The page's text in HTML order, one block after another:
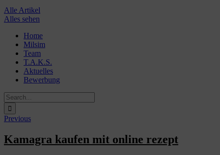
Alle Artikel
Alles sehen
content
Home
Milsim
Team
T.A.K.S.
Aktuelles
Bewerbung
Search
for:
Previous
Kamagra kaufen mit online rezept